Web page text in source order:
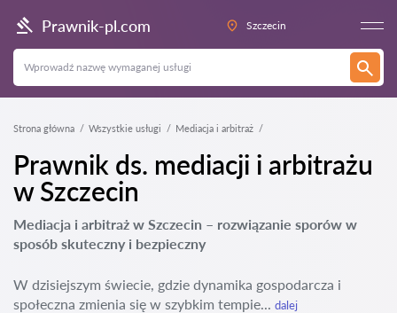
Prawnik-pl.com Szczecin
Strona główna Wszystkie usługi Mediacja i arbitraż
Prawnik ds. mediacji i arbitrażu
w Szczecin
Mediacja i arbitraż w Szczecin – rozwiązanie sporów w
sposób skuteczny i bezpieczny
W dzisiejszym świecie, gdzie dynamika gospodarcza i
społeczna zmienia się w szybkim tempie... dalej